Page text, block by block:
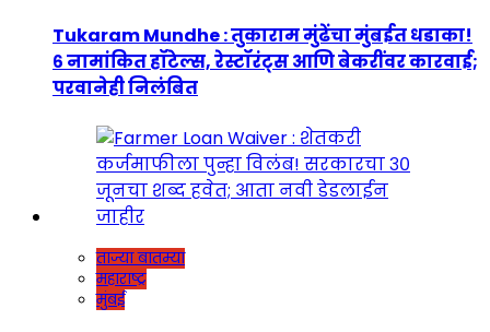
Tukaram Mundhe : तुकाराम मुंढेंचा मुंबईत धडाका!
६ नामांकित हॉटेल्स, रेस्टॉरंट्स आणि बेकरींवर कारवाई;
परवानेही निलंबित
ताज्या बातम्या
महाराष्ट्र
मुंबई